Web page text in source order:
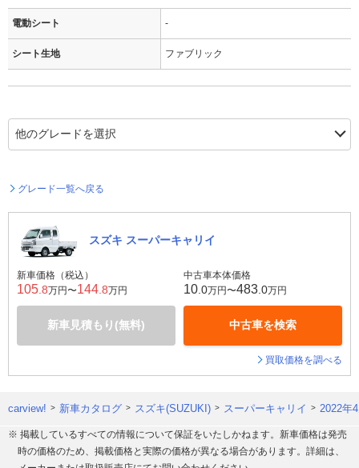
電動シート -
シート生地 ファブリック
グレード一覧へ戻る
スズキ スーパーキャリイ
新車価格（税込）
105 .8万円〜144 .8万円
新車見積もり(無料)
中古車本体価格
10 .0万円〜483 .0万円
中古車を検索
買取価格を調べる
carview! 新車カタログ スズキ(SUZUKI) スーパーキャリイ 2022年
※ 掲載しているすべての情報について保証をいたしかねます。新車価格は発売
時の価格のため、掲載価格と実際の価格が異なる場合があります。詳細は、